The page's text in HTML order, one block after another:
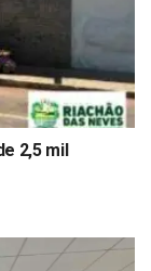
2,5 mil